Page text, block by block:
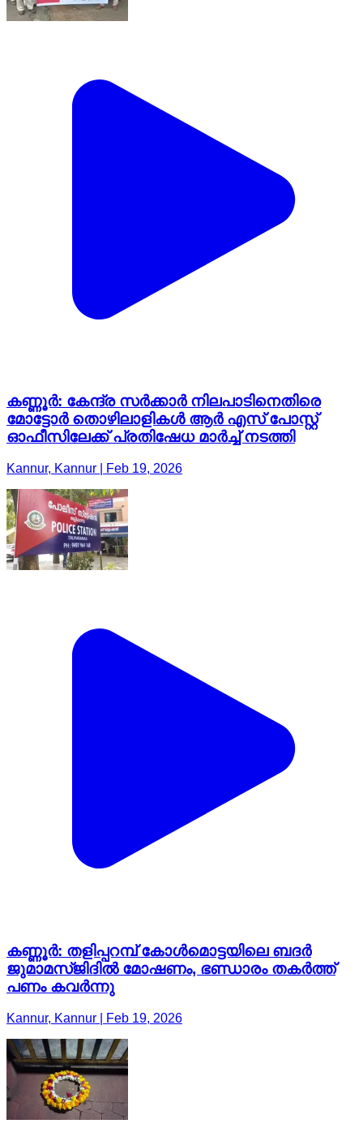
കണ്ണൂർ: കേന്ദ്ര സർക്കാർ നിലപാടിനെതിരെ
മോട്ടോർ തൊഴിലാളികൾ ആർ എസ് പോസ്റ്റ്
ഓഫീസിലേക്ക് പ്രതിഷേധ മാർച്ച് നടത്തി
Kannur, Kannur | Feb 19, 2026
കണ്ണൂർ: തളിപ്പറമ്പ് കോള്‍മൊട്ടയിലെ ബദര്‍
ജുമാമസ്ജിദില്‍ മോഷണം, ഭണ്ഡാരം തകര്‍ത്ത്
പണം കവര്‍ന്നു
Kannur, Kannur | Feb 19, 2026